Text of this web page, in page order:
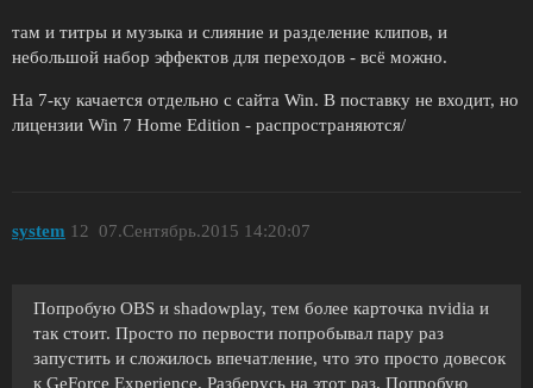
там и титры и музыка и слияние и разделение клипов, и
небольшой набор эффектов для переходов - всё можно.
На 7-ку качается отдельно с сайта Win. В поставку не входит, но
лицензии Win 7 Home Edition - распространяются/
system 07.Сентябрь.2015 14:20:07
12
Попробую OBS и shadowplay, тем более карточка nvidia и
так стоит. Просто по первости попробывал пару раз
запустить и сложилось впечатление, что это просто довесок
к GeForce Experience. Разберусь на этот раз. Попробую